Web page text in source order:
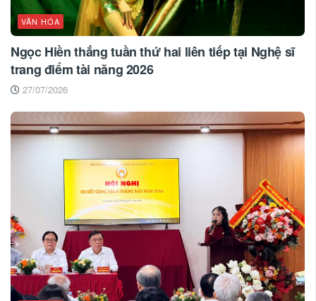
VĂN HÓA
Ngọc Hiền thắng tuần thứ hai liên tiếp tại Nghệ sĩ
trang điểm tài năng 2026
27/07/2026